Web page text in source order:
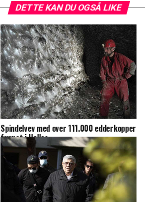
DETTE KAN DU OGSÅ LIKE
Spindelvev med over 111.000 edderkopper
funnet i Hellas